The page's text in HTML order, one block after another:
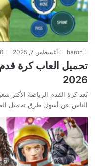
haron أغسطس 7, 2025 0
تحميل العاب كرة قدم
2026
تُعد كرة القدم الرياضة الأكثر
الناس عن أسهل طرق تحميل